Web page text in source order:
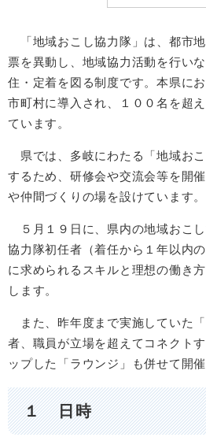
「地域おこし協力隊」は、都市
票を異動し、地域協力活動を行い
住・定着を図る制度です。本県に
市町村に導入され、１００名を超
ています。
県では、多岐にわたる「地域お
するため、研修会や交流会等を開
や仲間づくりの場を設けています。
５月１９日に、県内の地域おこし
協力隊初任者（着任から１年以内
に求められるスキルと理想の働き
します。
また、昨年度まで実施していた
者、職員が立場を超えてコネクト
ップした「ラウンジ」も併せて開催
１ 日時